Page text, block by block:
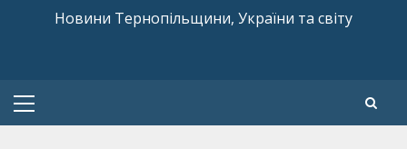
Новини Тернопільщини, України та світу
Primary